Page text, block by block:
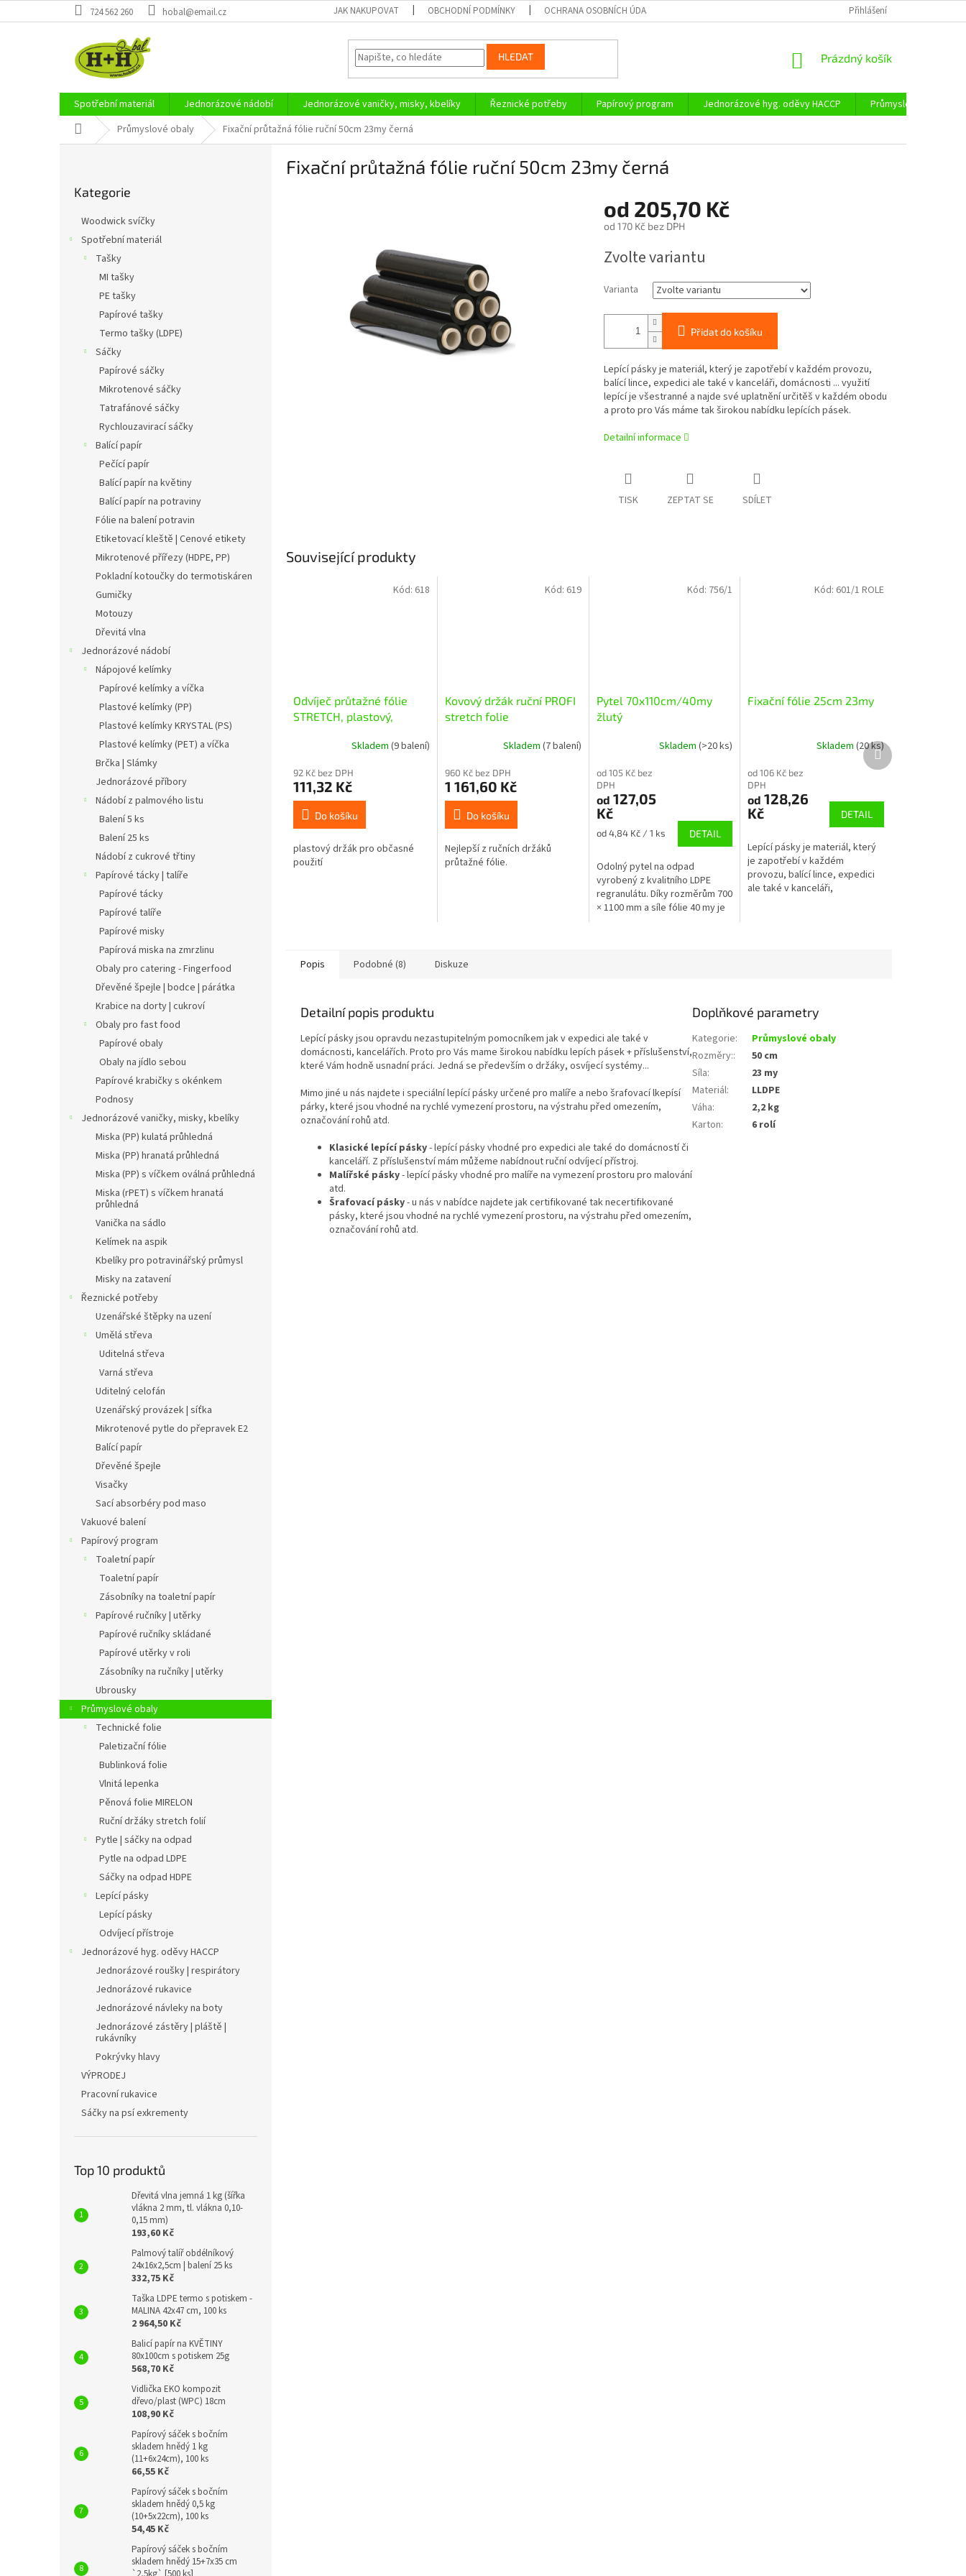
na
724 562 260 hobal@email.cz JAK NAKUPOVAT OBCHODNÍ PODMÍNKY OCHRANA OSOBNÍCH ÚDAJŮ Přihlášení
HLEDAT
NÁKUPNÍ
Prázdný košík
Spotřební materiál Jednorázové nádobí Jednorázové vaničky, misky, kbelíky Řeznické potřeby Papírový program Jednorázové hyg. oděvy HACCP
Průmyslové obaly
Domů Průmyslové obaly Fixační průtažná fólie ruční 50cm 23my černá
kategorie
Kategorie
Woodwick svíčky
Spotřební materiál
Tašky
MI tašky
PE tašky
Papírové tašky
Termo tašky (LDPE)
Sáčky
Papírové sáčky
Mikrotenové sáčky
Tatrafánové sáčky
Rychlouzavirací sáčky
Balící papír
Pečící papír
Balící papír na květiny
Balící papír na potraviny
Fólie na balení potravin
Etiketovací kleště | Cenové etikety
Mikrotenové přířezy (HDPE, PP)
Pokladní kotoučky do termotiskáren
Gumičky
Motouzy
Dřevitá vlna
Jednorázové nádobí
Nápojové kelímky
Papírové kelímky a víčka
Plastové kelímky (PP)
Plastové kelímky KRYSTAL (PS)
Plastové kelímky (PET) a víčka
Brčka | Slámky
Jednorázové příbory
Nádobí z palmového listu
Balení 5 ks
Balení 25 ks
Nádobí z cukrové třtiny
Papírové tácky | talíře
Papírové tácky
Papírové talíře
Papírové misky
Papírová miska na zmrzlinu
Obaly pro catering - Fingerfood
Dřevěné špejle | bodce | párátka
Krabice na dorty | cukroví
Obaly pro fast food
Papírové obaly
Obaly na jídlo sebou
Papírové krabičky s okénkem
Podnosy
Jednorázové vaničky, misky, kbelíky
Miska (PP) kulatá průhledná
Miska (PP) hranatá průhledná
Miska (PP) s víčkem oválná průhledná
Miska (rPET) s víčkem hranatá
průhledná
Vanička na sádlo
Kelímek na aspik
Kbelíky pro potravinářský průmysl
Misky na zatavení
Řeznické potřeby
Uzenářské štěpky na uzení
Umělá střeva
Uditelná střeva
Varná střeva
Uditelný celofán
Uzenářský provázek | síťka
Mikrotenové pytle do přepravek E2
Balící papír
Dřevěné špejle
Visačky
Sací absorbéry pod maso
Vakuové balení
Papírový program
Toaletní papír
Toaletní papír
Zásobníky na toaletní papír
Papírové ručníky | utěrky
Papírové ručníky skládané
Papírové utěrky v roli
Zásobníky na ručníky | utěrky
Ubrousky
Průmyslové obaly
Technické folie
Paletizační fólie
Bublinková folie
Vlnitá lepenka
Pěnová folie MIRELON
Ruční držáky stretch folií
Pytle | sáčky na odpad
Pytle na odpad LDPE
Sáčky na odpad HDPE
Lepící pásky
Lepící pásky
Odvíjecí přístroje
Jednorázové hyg. oděvy HACCP
Jednorázové roušky | respirátory
Jednorázové rukavice
Jednorázové návleky na boty
Jednorázové zástěry | pláště |
rukávníky
Pokrývky hlavy
VÝPRODEJ
Pracovní rukavice
Sáčky na psí exkrementy
Top 10 produktů
Dřevitá vlna jemná 1 kg (šířka
vlákna 2 mm, tl. vlákna 0,10-
0,15 mm)
193,60 Kč
Palmový talíř obdélníkový
24x16x2,5cm | balení 25 ks
332,75 Kč
Taška LDPE termo s potiskem -
MALINA 42x47 cm, 100 ks
2 964,50 Kč
Balicí papír na KVĚTINY
80x100cm s potiskem 25g
568,70 Kč
Vidlička EKO kompozit
dřevo/plast (WPC) 18cm
108,90 Kč
Papírový sáček s bočním
skladem hnědý 1 kg
(11+6x24cm), 100 ks
66,55 Kč
Papírový sáček s bočním
skladem hnědý 0,5 kg
(10+5x22cm), 100 ks
54,45 Kč
Papírový sáček s bočním
skladem hnědý 15+7x35 cm
Fixační průtažná fólie ruční 50cm 23my černá
od 205,70 Kč
od 170 Kčbez DPH
cena:
Zvolte variantu
Varianta
Přidat do košíku
Lepící pásky je materiál, který je zapotřebí v každém provozu,
balící lince, expedici ale také v kanceláři, domácnosti ... využití
lepící je všestranné a najde své uplatnění určitěš v každém obodu
a proto pro Vás máme tak širokou nabídku lepících pásek.
Detailní informace
TISK ZEPTAT SE SDÍLET
Související produkty
Odvíječ průtažné fólie
STRETCH, plastový,
Skladem (9 balení)
92 Kč bez DPH
111,32 Kč
Do košíku
plastový držák pro občasné
použití
Kód: 618
Kovový držák ruční PROFI
stretch folie
Skladem (7 balení)
960 Kč bez DPH
1 161,60 Kč
Do košíku
Nejlepší z ručních držáků
průtažné fólie.
Kód: 619
Pytel 70x110cm/40my
žlutý
Skladem(>20 ks)
od 105 Kč bez
DPH
od 127,05
Kč
Měrná
od 4,84 Kč / 1 ks DETAIL
Odolný pytel na odpad
vyrobený z kvalitního LDPE
regranulátu. Díky rozměrům 700
× 1100 mm a síle fólie 40 my je
Kód: 756/1
Fixační fólie 25cm 23my
Skladem (20 ks)
od 106 Kč bez
DPH
od 128,26
Kč
DETAIL
Lepící pásky je materiál, který
je zapotřebí v každém
provozu, balící lince, expedici
ale také v kanceláři,
Kód: 601/1 ROLE
Další
produkt
Popis Podobné (8) Diskuze
Detailní popis produktu
Lepící pásky jsou opravdu nezastupitelným pomocníkem jak v expedici ale také v
domácnosti, kancelářích. Proto pro Vás mame širokou nabídku lepích pásek + příslušenství,
které Vám hodně usnadní práci. Jedná se především o držáky, osvíjecí systémy...
Mimo jiné u nás najdete i speciální lepící pásky určené pro malíře a nebo šrafovací lkepísí
párky, které jsou vhodné na rychlé vymezení prostoru, na výstrahu před omezením,
označování rohů atd.
Klasické lepící pásky- lepící pásky vhodné pro expedici ale také do domácností či
kanceláří. Z příslušenství mám můžeme nabídnout ruční odvíjecí přístroj.
Malířské pásky- lepící pásky vhodné pro malíře na vymezení prostoru pro malování
atd.
Šrafovací pásky- u nás v nabídce najdete jak certifikované tak necertifikované
pásky, které jsou vhodné na rychlé vymezení prostoru, na výstrahu před omezením,
označování rohů atd.
Doplňkové parametry
Kategorie:
Průmyslové obaly
Rozměry::
50 cm
Síla:
23 my
Materiál:
LLDPE
Váha:
2,2 kg
Karton: 6 rolí